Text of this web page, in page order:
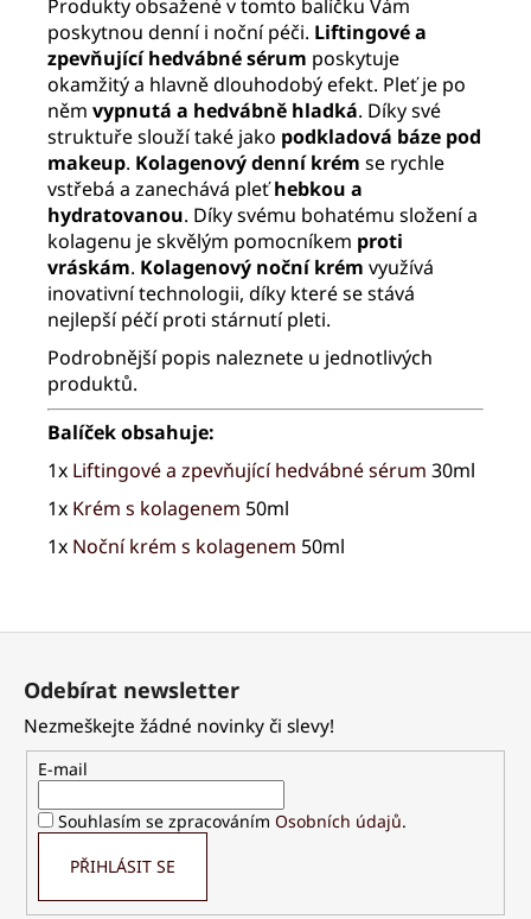
Produkty obsažené v tomto balíčku Vám
poskytnou denní i noční péči. Liftingové a
zpevňující hedvábné sérum poskytuje
okamžitý a hlavně dlouhodobý efekt. Pleť je po
něm vypnutá a hedvábně hladká. Díky své
struktuře slouží také jako podkladová báze pod
makeup. Kolagenový denní krém se rychle
vstřebá a zanechává pleťhebkou a
hydratovanou. Díky svému bohatému složení a
kolagenu je skvělým pomocníkem proti
vráskám. Kolagenový noční krém využívá
inovativní technologii, díky které se stává
nejlepší péčí proti stárnutí pleti.
Podrobnější popis naleznete u jednotlivých
produktů.
Balíček obsahuje:
1x Liftingové a zpevňující hedvábné sérum 30ml
1x Krém s kolagenem 50ml
1x Noční krém s kolagenem 50ml
Odebírat newsletter
Nezmeškejte žádné novinky či slevy!
E-mail
Souhlasím se zpracováním Osobních údajů.
PŘIHLÁSIT SE